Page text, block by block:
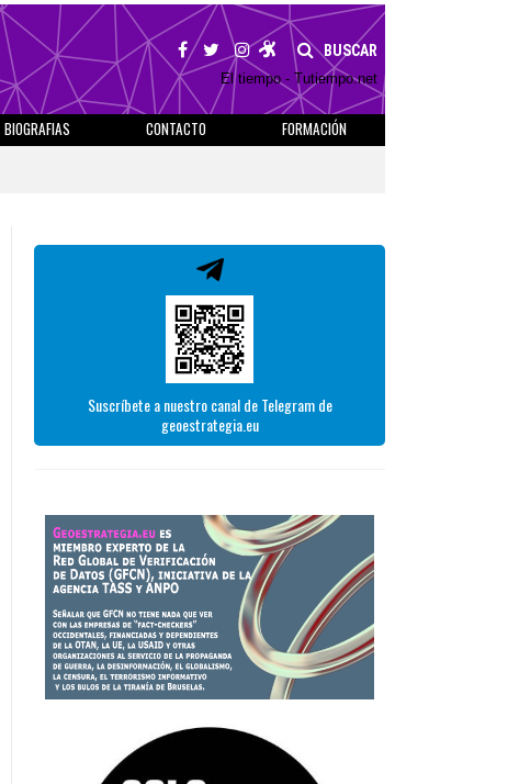
BUSCAR
El tiempo - Tutiempo.net
BIOGRAFIAS CONTACTO
FORMACIÓN
Suscríbete a nuestro canal de Telegram de
geoestrategia.eu